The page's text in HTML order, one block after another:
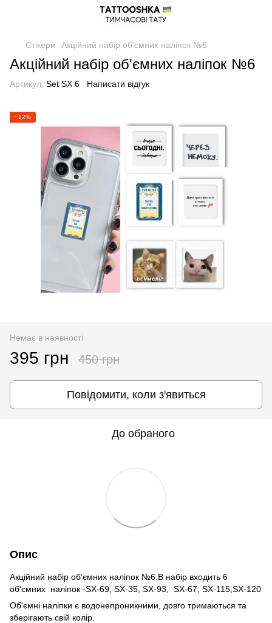
Стікери Акційний набір об'ємних наліпок №6
Акційний набір об'ємних наліпок №6
Артикул: Set SX 6 Написати відгук
−12%
Немає в наявності
395 грн 450 грн
Повідомити, коли з'явиться
До обраного
Опис
Акційний набір об'ємних наліпок №6.В набір входить 6
об'ємних наліпок -SX-69, SX-35, SX-93, SX-67, SX-115,SX-120
Об'ємні наліпки є водонепроникними, довго тримаються та
зберігають свій колір.